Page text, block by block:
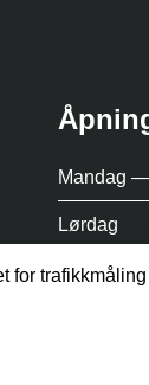
Mandag
Lørdag
Søndag